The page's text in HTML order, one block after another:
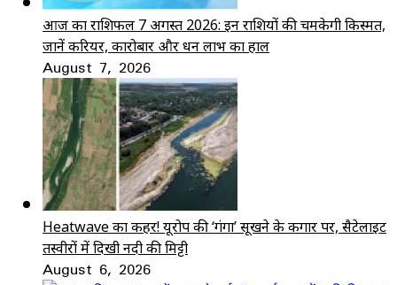
आज का राशिफल 7 अगस्त 2026: इन राशियों की चमकेगी किस्मत,
जानें करियर, कारोबार और धन लाभ का हाल
August 7, 2026
Heatwave का कहर! यूरोप की ‘गंगा’ सूखने के कगार पर, सैटेलाइट
तस्वीरों में दिखी नदी की मिट्टी
August 6, 2026